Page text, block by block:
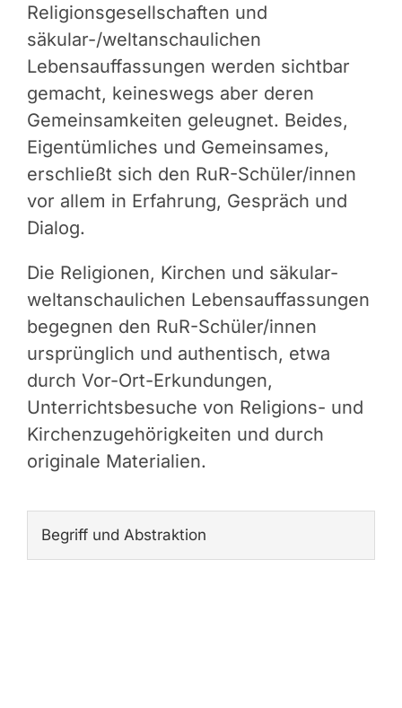
Religionsgesellschaften und
säkular-/weltanschaulichen
Lebensauffassungen werden sichtbar
gemacht, keineswegs aber deren
Gemeinsamkeiten geleugnet. Beides,
Eigentümliches und Gemeinsames,
erschließt sich den RuR-Schüler/innen
vor allem in Erfahrung, Gespräch und
Dialog.
Die Religionen, Kirchen und säkular-
weltanschaulichen Lebensauffassungen
begegnen den RuR-Schüler/innen
ursprünglich und authentisch, etwa
durch Vor-Ort-Erkundungen,
Unterrichtsbesuche von Religions- und
Kirchenzugehörigkeiten und durch
originale Materialien.
Begriff und Abstraktion